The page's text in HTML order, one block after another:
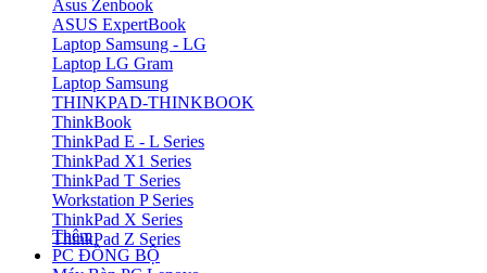
Asus Zenbook
ASUS ExpertBook
Laptop Samsung - LG
Laptop LG Gram
Laptop Samsung
THINKPAD-THINKBOOK
ThinkBook
ThinkPad E - L Series
ThinkPad X1 Series
ThinkPad T Series
Workstation P Series
ThinkPad X Series
ThinkPad Z Series
Thêm
PC ĐỒNG BỘ